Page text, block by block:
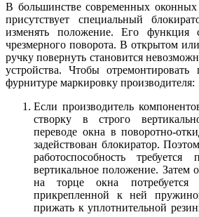
В большинстве современных
присутствует специальный
изменять положение. Его функция
чрезмерного поворота. В открытом
ручку повернуть становится
устройства. Чтобы отремонтировать
фурнитуре маркировку производителя:
Если производитель
створку в строго
переводе окна в поворотно-
задействован блокиратор.
работоспособность
вертикальное положение. Затем
на торце окна
прикрепленной к ней
прижать к уплотнительной